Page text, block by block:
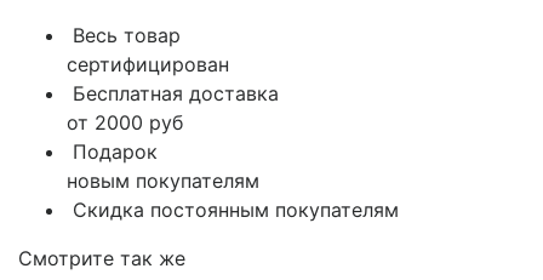
Весь товар
сертифицирован
Бесплатная доставка
от 2000 руб
Подарок
новым покупателям
Скидка постоянным покупателям
Смотрите так же